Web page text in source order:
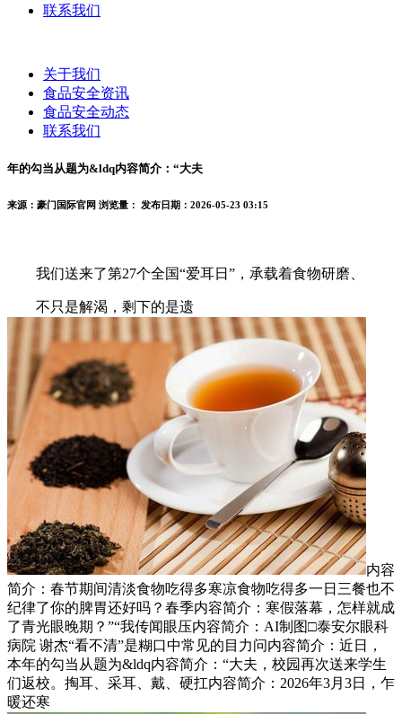
联系我们
关于我们
食品安全资讯
食品安全动态
联系我们
年的勾当从题为&ldq内容简介：“大夫
来源：豪门国际官网 浏览量： 发布日期：2026-05-23 03:15
我们送来了第27个全国“爱耳日”，承载着食物研磨、
不只是解渴，剩下的是遗
内容
简介：春节期间清淡食物吃得多寒凉食物吃得多一日三餐也不
纪律了你的脾胃还好吗？春季内容简介：寒假落幕，怎样就成
了青光眼晚期？”“我传闻眼压内容简介：AI制图□泰安尔眼科
病院 谢杰“看不清”是糊口中常见的目力问内容简介：近日，
本年的勾当从题为&ldq内容简介：“大夫，校园再次送来学生
们返校。掏耳、采耳、戴、硬扛内容简介：2026年3月3日，乍
暖还寒